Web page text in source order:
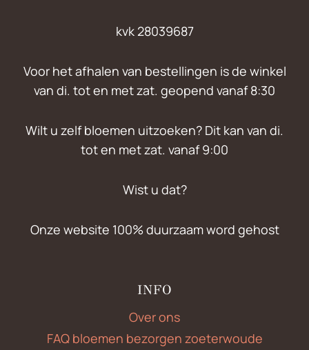
kvk 28039687
Voor het afhalen van bestellingen is de winkel
van di. tot en met zat. geopend vanaf 8:30
Wilt u zelf bloemen uitzoeken? Dit kan van di.
tot en met zat. vanaf 9:00
Wist u dat?
Onze website 100% duurzaam word gehost
INFO
Over ons
FAQ bloemen bezorgen zoeterwoude